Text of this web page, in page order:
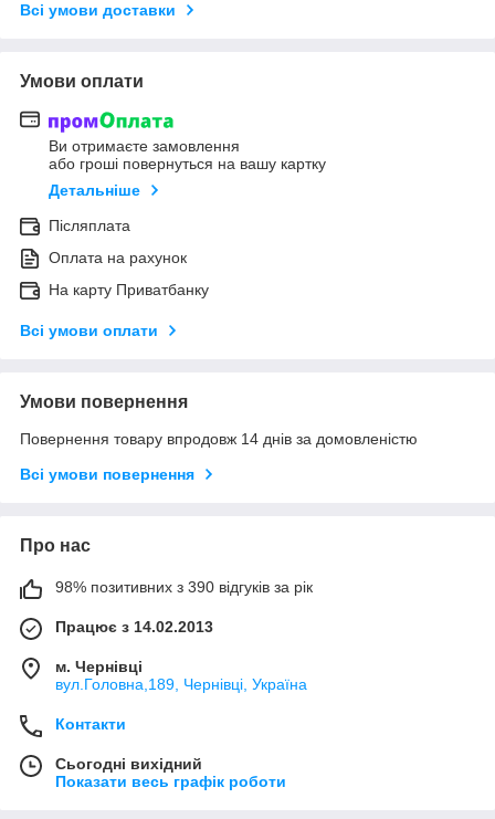
Всі умови доставки
Умови оплати
Ви отримаєте замовлення
або гроші повернуться на вашу картку
Детальніше
Післяплата
Оплата на рахунок
На карту Приватбанку
Всі умови оплати
Умови повернення
Повернення товару впродовж 14 днів за домовленістю
Всі умови повернення
Про нас
98% позитивних з 390 відгуків за рік
Працює з 14.02.2013
м. Чернівці
вул.Головна,189, Чернівці, Україна
Контакти
Сьогодні вихідний
Показати весь графік роботи